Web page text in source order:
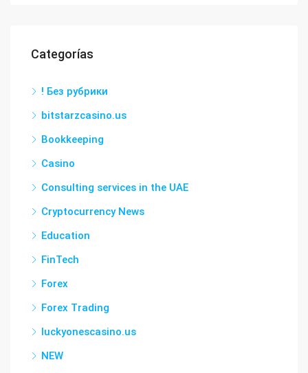
Categorías
! Без рубрики
bitstarzcasino.us
Bookkeeping
Casino
Consulting services in the UAE
Cryptocurrency News
Education
FinTech
Forex
Forex Trading
luckyonescasino.us
NEW